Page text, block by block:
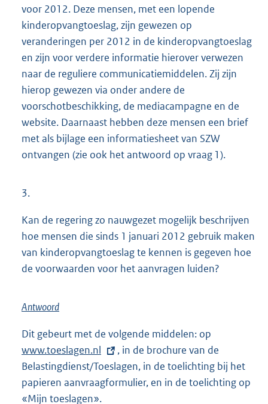
voor 2012. Deze mensen, met een lopende
kinderopvangtoeslag, zijn gewezen op
veranderingen per 2012 in de kinderopvangtoeslag
en zijn voor verdere informatie hierover verwezen
naar de reguliere communicatiemiddelen. Zij zijn
hierop gewezen via onder andere de
voorschotbeschikking, de mediacampagne en de
website. Daarnaast hebben deze mensen een brief
met als bijlage een informatiesheet van SZW
ontvangen (zie ook het antwoord op vraag 1).
3.
Kan de regering zo nauwgezet mogelijk beschrijven
hoe mensen die sinds 1 januari 2012 gebruik maken
van kinderopvangtoeslag te kennen is gegeven hoe
de voorwaarden voor het aanvragen luiden?
Antwoord
Dit gebeurt met de volgende middelen: op
x
t
e
www.toeslagen.nl
, in de brochure van de
Belastingdienst/Toeslagen, in de toelichting bij het
papieren aanvraagformulier, en in de toelichting op
«Mijn toeslagen».